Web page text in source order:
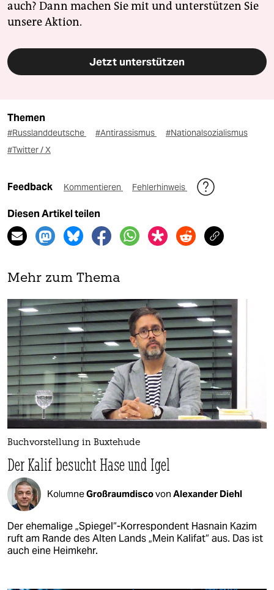
auch? Dann machen Sie mit und unterstützen Sie
unsere Aktion.
Jetzt unterstützen
Themen
#Russlanddeutsche #Antirassismus
#Nationalsozialismus
#Twitter / X
Feedback Kommentieren Fehlerhinweis
Diesen Artikel teilen
Mehr zum Thema
Buchvorstellung in Buxtehude
Der Kalif besucht Hase und Igel
KolumneGroßraumdiscovon Alexander Diehl
Der ehemalige „Spiegel“-Korrespondent Hasnain Kazim
ruft am Rande des Alten Lands „Mein Kalifat“ aus. Das ist
auch eine Heimkehr.